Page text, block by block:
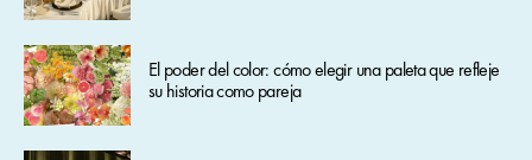
El poder del color: cómo elegir una paleta que refleje
su historia como pareja